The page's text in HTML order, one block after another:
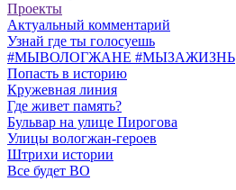
Проекты
Актуальный комментарий
Узнай где ты голосуешь
#МЫВОЛОГЖАНЕ #МЫЗАЖИЗНЬ
Попасть в историю
Кружевная линия
Где живет память?
Бульвар на улице Пирогова
Улицы вологжан-героев
Штрихи истории
Все будет ВО